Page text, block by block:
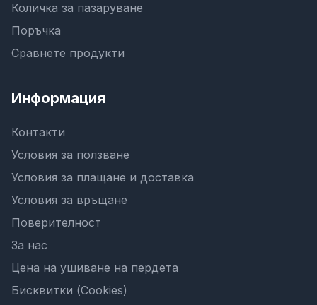
Количка за пазаруване
Поръчка
Сравнете продукти
Информация
Контакти
Условия за ползване
Условия за плащане и доставка
Условия за връщане
Поверителност
За нас
Цена на ушиване на пердета
Бисквитки (Cookies)